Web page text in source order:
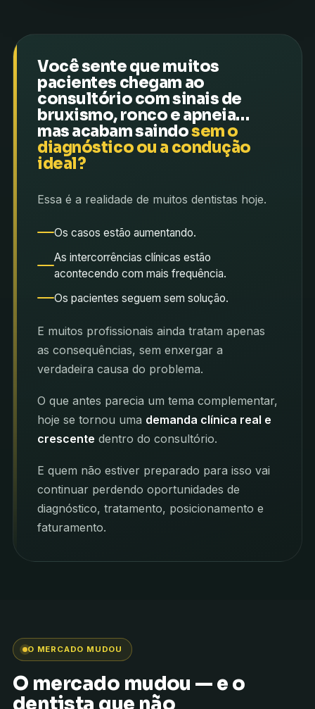
Você sente que muitos
pacientes chegam ao
consultório com sinais de
bruxismo, ronco e apneia…
mas acabam saindosem o
diagnóstico ou a condução
ideal?
Essa é a realidade de muitos dentistas hoje.
Os casos estão aumentando.
As intercorrências clínicas estão
acontecendo com mais frequência.
Os pacientes seguem sem solução.
E muitos profissionais ainda tratam apenas
as consequências, sem enxergar a
verdadeira causa do problema.
O que antes parecia um tema complementar,
hoje se tornou uma demanda clínica real e
crescente dentro do consultório.
E quem não estiver preparado para isso vai
continuar perdendo oportunidades de
diagnóstico, tratamento, posicionamento e
faturamento.
O MERCADO MUDOU
O mercado mudou — e o
dentista que não